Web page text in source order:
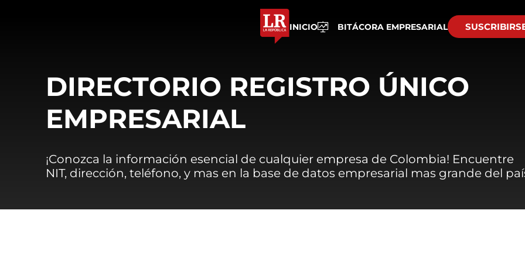
INICIO BITÁCORA EMPRESARIAL
DIRECTORIO REGISTRO ÚNICO
EMPRESARIAL
¡Conozca la información esencial de cualquier empresa de Colombia! Encuentre
NIT, dirección, teléfono, y mas en la base de datos empresarial mas grande del